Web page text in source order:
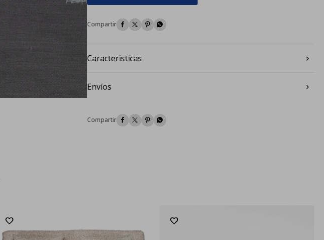
   
Caracteristicas
Envíos
   